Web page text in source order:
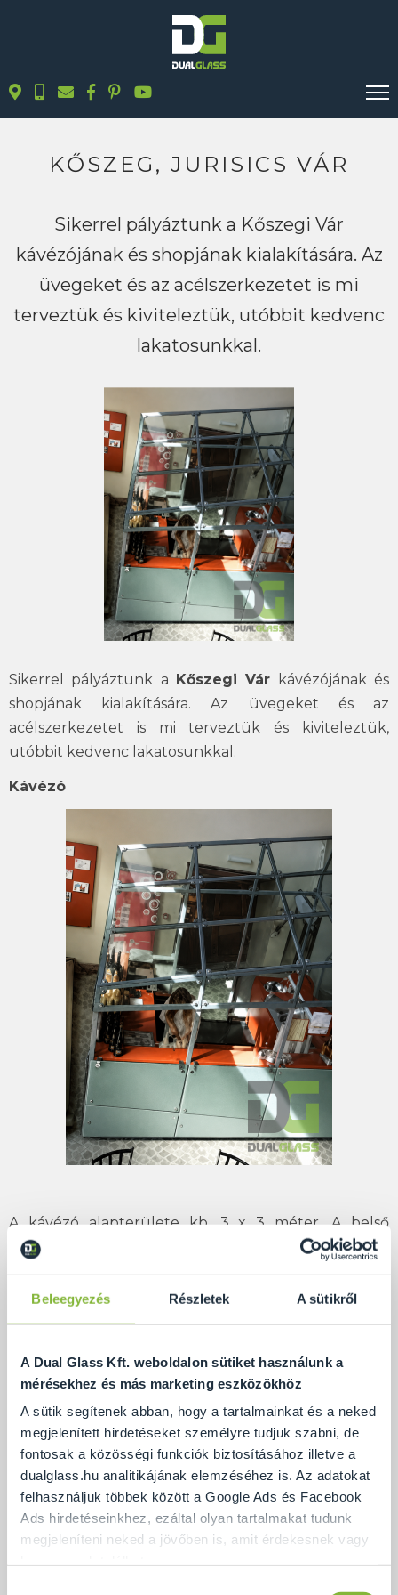
Beleegyezés Részletek A sütikről
A Dual Glass Kft. weboldalon sütiket használunk a
mérésekhez és más marketing eszközökhöz
A sütik segítenek abban, hogy a tartalmainkat és a neked
megjelenített hirdetéseket személyre tudjuk szabni, de
fontosak a közösségi funkciók biztosításához illetve a
dualglass.hu analitikájának elemzéséhez is. Az adatokat
felhasználjuk többek között a Google Ads és Facebook
Ads hirdetéseinkhez, ezáltal olyan tartalmakat tudunk
megjeleníteni neked a jövőben is, amit érdekesnek vagy
TERMÉKEK
MUNKÁINK
KAPCSOLAT
KŐSZEG, JURISICS VÁR
Sikerrel pályáztunk a Kőszegi Vár
kávézójának és shopjának kialakítására. Az
üvegeket és az acélszerkezetet is mi
terveztük és kiviteleztük, utóbbit kedvenc
lakatosunkkal.
Sikerrel pályáztunk a Kőszegi Vár kávézójának és
shopjának kialakítására. Az üvegeket és az
acélszerkezetet is mi terveztük és kiviteleztük,
utóbbit kedvenc lakatosunkkal.
Kávézó
A kávézó alapterülete kb. 3 x 3 méter. A belső
padlószint kb. 10 cm-rel emeli ki a külső padló
síkjából a szerviz helyiséget. A külső üvegek minden
sarkát egyedileg gyártott (160 db!) 35 mm-es
pontmegfogással
rögzítve a kiadópult mentén. Így lehajthatóak, és
zárás után felhajthatóak, zárhatóak. Az alsó
szegmens hátlapja a megrendelő által kértszínre
festett 10 mm-es edzett üveg